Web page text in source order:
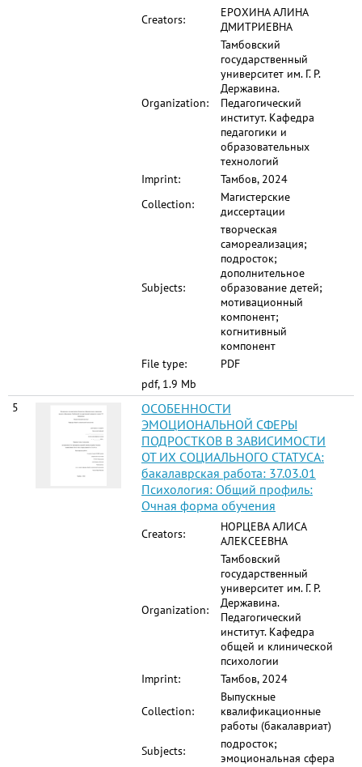
Creators:
ЕРОХИНА АЛИНА
ДМИТРИЕВНА
Organization:
Тамбовский
государственный
университет им. Г. Р.
Державина.
Педагогический
институт. Кафедра
педагогики и
образовательных
технологий
Imprint:
Тамбов, 2024
Collection:
Магистерские
диссертации
Subjects:
творческая
самореализация;
подросток;
дополнительное
образование детей;
мотивационный
компонент;
когнитивный
компонент
File type:
PDF
pdf, 1.9 Mb
5
ОСОБЕННОСТИ
ЭМОЦИОНАЛЬНОЙ СФЕРЫ
ПОДРОСТКОВ В ЗАВИСИМОСТИ
ОТ ИХ СОЦИАЛЬНОГО СТАТУСА:
бакалаврская работа: 37.03.01
Психология: Общий профиль:
Очная форма обучения
Creators:
НОРЦЕВА АЛИСА
АЛЕКСЕЕВНА
Organization:
Тамбовский
государственный
университет им. Г. Р.
Державина.
Педагогический
институт. Кафедра
общей и клинической
психологии
Imprint:
Тамбов, 2024
Collection:
Выпускные
квалификационные
работы (бакалавриат)
Subjects:
подросток;
эмоциональная сфера